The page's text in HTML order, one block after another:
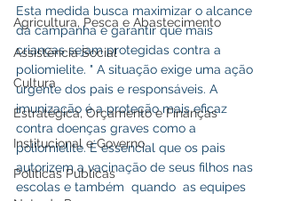
Agricultura, Pesca e Abastecimento
Assistência Social
Cultura
Estratégica, Orçamento e Finanças
Institucional e Governo
Políticas Públicas
Esta medida busca maximizar o alcance
da campanha e garantir que mais
crianças sejam protegidas contra a
poliomielite. " A situação exige uma ação
urgente dos pais e responsáveis. A
imunização é a proteção mais eficaz
contra doenças graves como a
poliomielite. É essencial que os pais
autorizem a vacinação de seus filhos nas
escolas e também  quando  as equipes